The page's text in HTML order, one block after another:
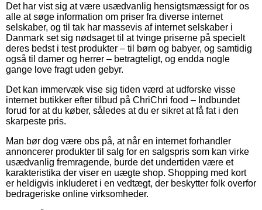
Det har vist sig at være usædvanlig hensigtsmæssigt for os
alle at søge information om priser fra diverse internet
selskaber, og til tak har massevis af internet selskaber i
Danmark set sig nødsaget til at tvinge priserne på specielt
deres bedst i test produkter – til børn og babyer, og samtidig
også til damer og herrer – betragteligt, og endda nogle
gange love fragt uden gebyr.
Det kan immervæk vise sig tiden værd at udforske visse
internet butikker efter tilbud på ChriChri food – Indbundet
forud for at du køber, således at du er sikret at få fat i den
skarpeste pris.
Man bør dog være obs på, at når en internet forhandler
annoncerer produkter til salg for en salgspris som kan virke
usædvanlig fremragende, burde det undertiden være et
karakteristika der viser en uægte shop. Shopping med kort
er heldigvis inkluderet i en vedtægt, der beskytter folk overfor
bedrageriske online virksomheder.